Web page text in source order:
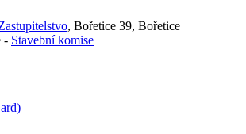
, Bořetice 39, Bořetice
- Stavební komise